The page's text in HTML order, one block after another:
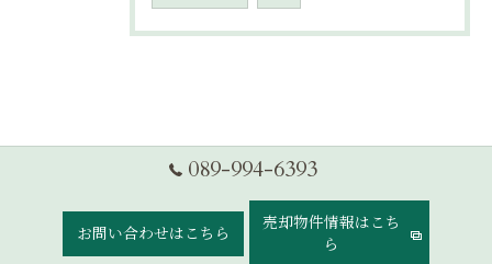
089-994-6393
お問い合わせはこちら
売却物件情報はこち
ら